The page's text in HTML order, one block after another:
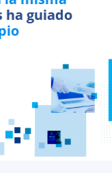
ha guiado